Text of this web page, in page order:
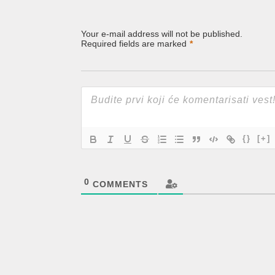
Your e-mail address will not be published.
Required fields are marked *
{} [+]
0 COMMENTS